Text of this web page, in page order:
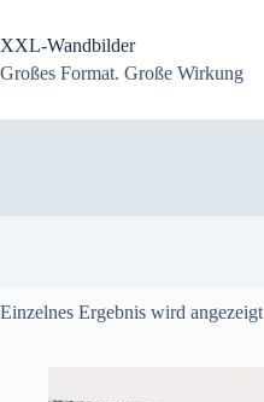
springen
XXL-Wandbilder
Großes Format. Große Wirkung
Einzelnes Ergebnis wird angezeigt